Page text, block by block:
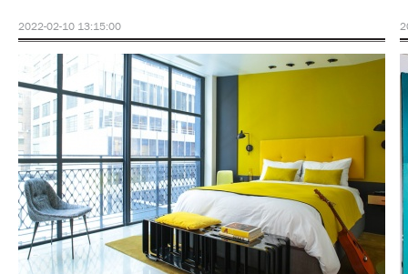
2022-02-10 13:15:00
Йорк